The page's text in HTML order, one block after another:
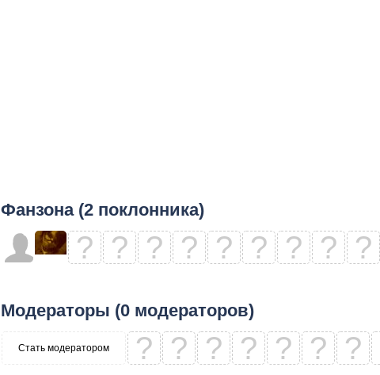
Фанзона (2 поклонника)
? ? ? ? ? ? ? ? ?
Модераторы (0 модераторов)
Стать модератором ? ? ? ? ? ? ?